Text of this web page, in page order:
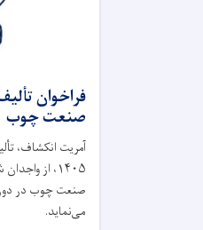
فراخوان
صنعت چوب
آمریت انکشاف،
۱۴۰۵، از
صنعت چوب در
می‌نماید.